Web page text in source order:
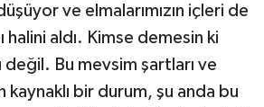
ve elmalarımızın içleri de
halini aldı. Kimse demesin ki
değil. Bu mevsim şartları ve
kaynaklı bir durum, şu anda bu